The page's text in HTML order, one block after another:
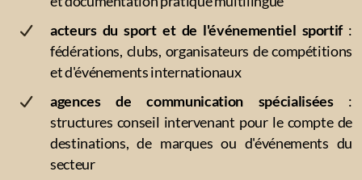
acteurs du sport et de l'événementiel sportif:
fédérations, clubs, organisateurs de compétitions
et d'événements internationaux
agences de communication spécialisées:
structures conseil intervenant pour le compte de
destinations, de marques ou d'événements du
secteur